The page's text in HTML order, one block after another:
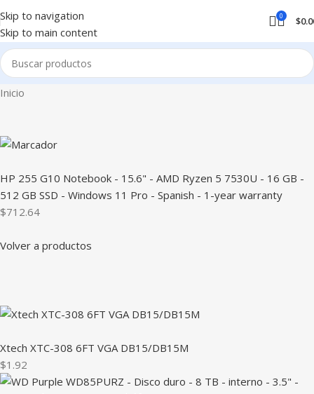
Skip to navigation
Skip to main content
0 $
Inicio
HP 255 G10 Notebook - 15.6" - AMD Ryzen 5 7530U - 16 GB -
512 GB SSD - Windows 11 Pro - Spanish - 1-year warranty
$712.64
Volver a productos
Xtech XTC-308 6FT VGA DB15/DB15M
$1.92